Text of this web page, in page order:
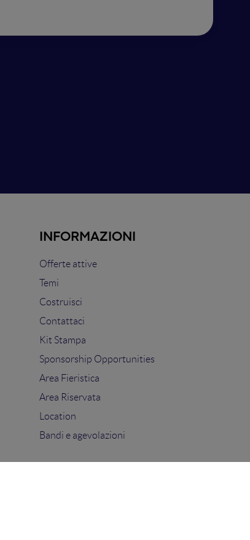
INFORMAZIONI
Offerte attive
Temi
Costruisci
Contattaci
Kit Stampa
Sponsorship Opportunities
Area Fieristica
Area Riservata
Location
Bandi e agevolazioni